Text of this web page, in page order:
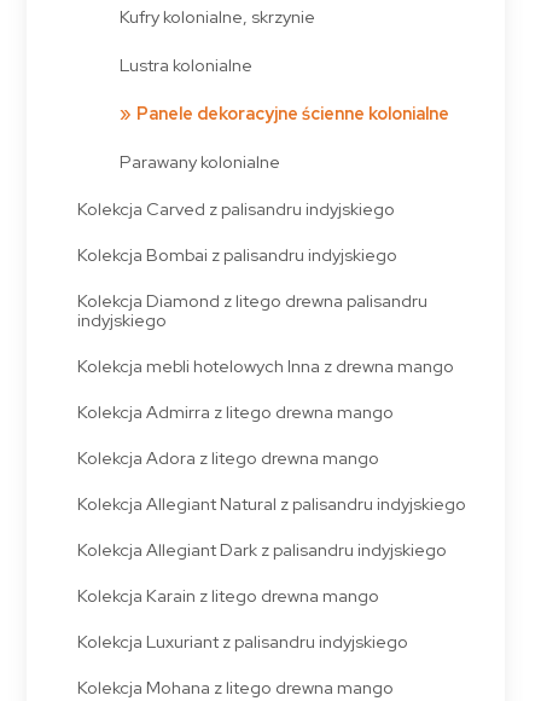
Kufry kolonialne, skrzynie
Lustra kolonialne
Panele dekoracyjne ścienne kolonialne
Parawany kolonialne
Kolekcja Carved z palisandru indyjskiego
Kolekcja Bombai z palisandru indyjskiego
Kolekcja Diamond z litego drewna palisandru
indyjskiego
Kolekcja mebli hotelowych Inna z drewna mango
Kolekcja Admirra z litego drewna mango
Kolekcja Adora z litego drewna mango
Kolekcja Allegiant Natural z palisandru indyjskiego
Kolekcja Allegiant Dark z palisandru indyjskiego
Kolekcja Karain z litego drewna mango
Kolekcja Luxuriant z palisandru indyjskiego
Kolekcja Mohana z litego drewna mango